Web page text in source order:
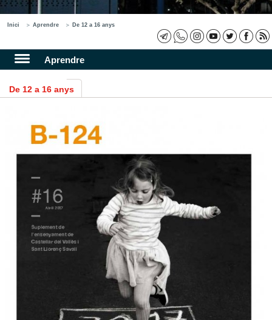
Inici Aprendre De 12 a 16 anys
Aprendre
De 12 a 16 anys